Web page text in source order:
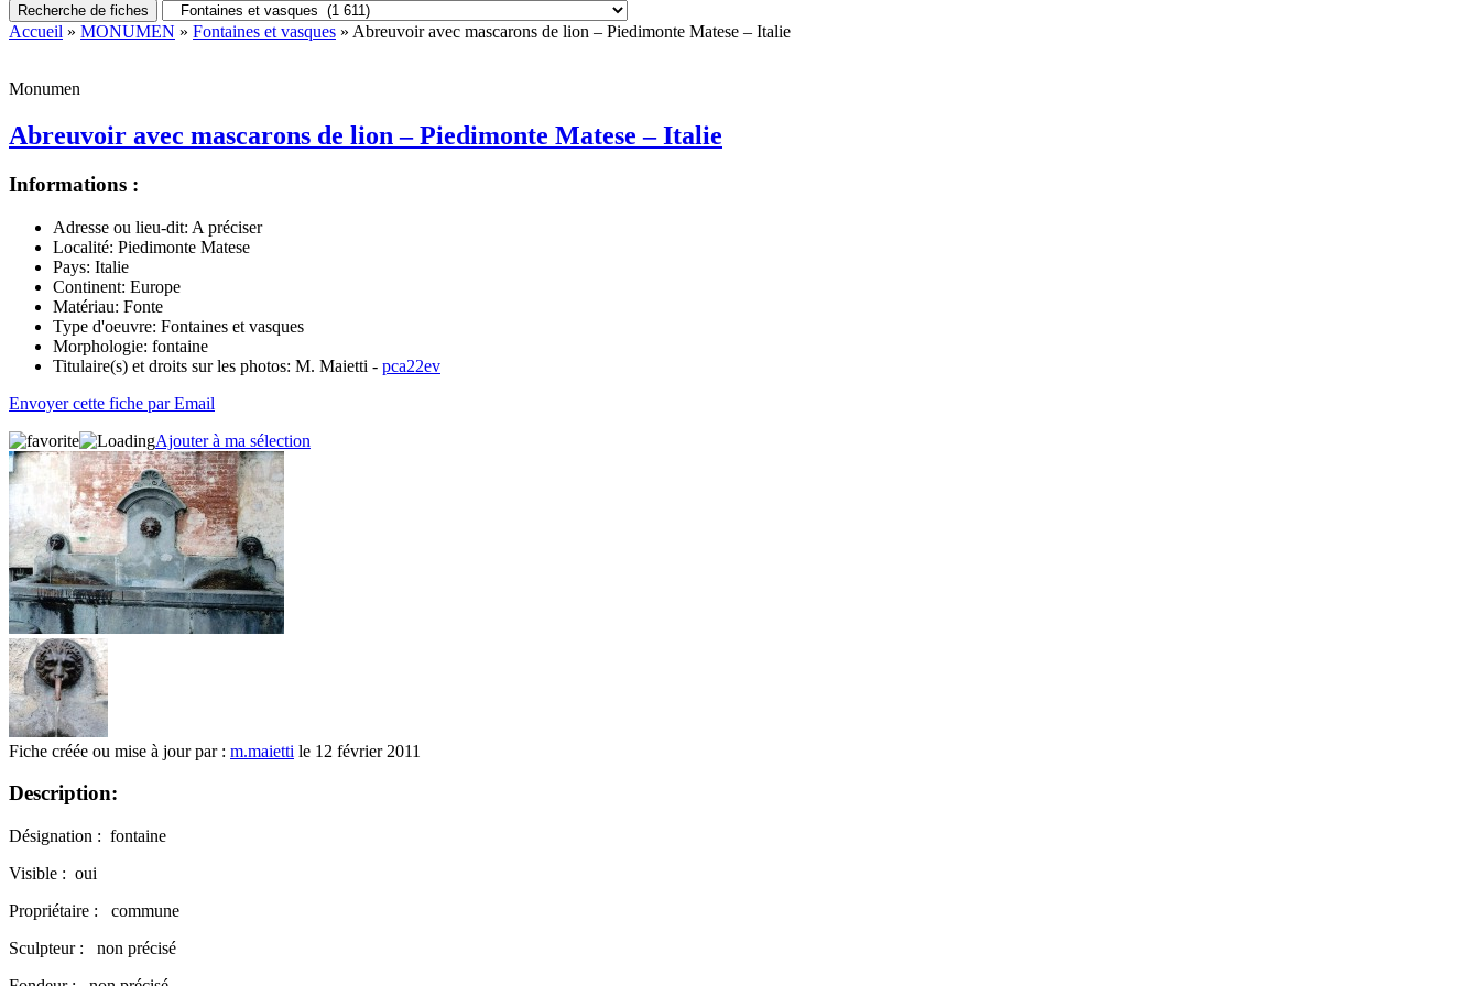
Recherche de fiches
Accueil » MONUMEN » Fontaines et vasques » Abreuvoir avec mascarons de lion – Piedimonte Matese – Italie
Monumen
Abreuvoir avec mascarons de lion – Piedimonte Matese – Italie
Informations :
Adresse ou lieu-dit: A préciser
Localité: Piedimonte Matese
Pays: Italie
Continent: Europe
Matériau: Fonte
Type d'oeuvre: Fontaines et vasques
Morphologie: fontaine
Titulaire(s) et droits sur les photos: M. Maietti - pca22ev
Envoyer cette fiche par Email
Ajouter à ma sélection
Fiche créée ou mise à jour par : m.maietti le 12 février 2011
Description:
Désignation : fontaine
Visible : oui
Propriétaire : commune
Sculpteur : non précisé